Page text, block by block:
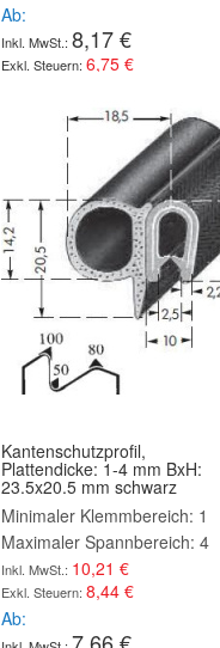
Ab
8,17 €
6,75 €
Kantenschutzprofil,
Plattendicke: 1-4 mm BxH:
23.5x20.5 mm schwarz
Minimaler Klemmbereich: 1
Maximaler Spannbereich: 4
10,21 €
8,44 €
Ab
7,66 €